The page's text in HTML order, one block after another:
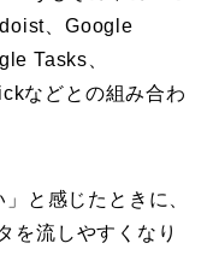
、Google
Tasks、
などとの組み合わ
と感じたときに、
を流しやすくなり